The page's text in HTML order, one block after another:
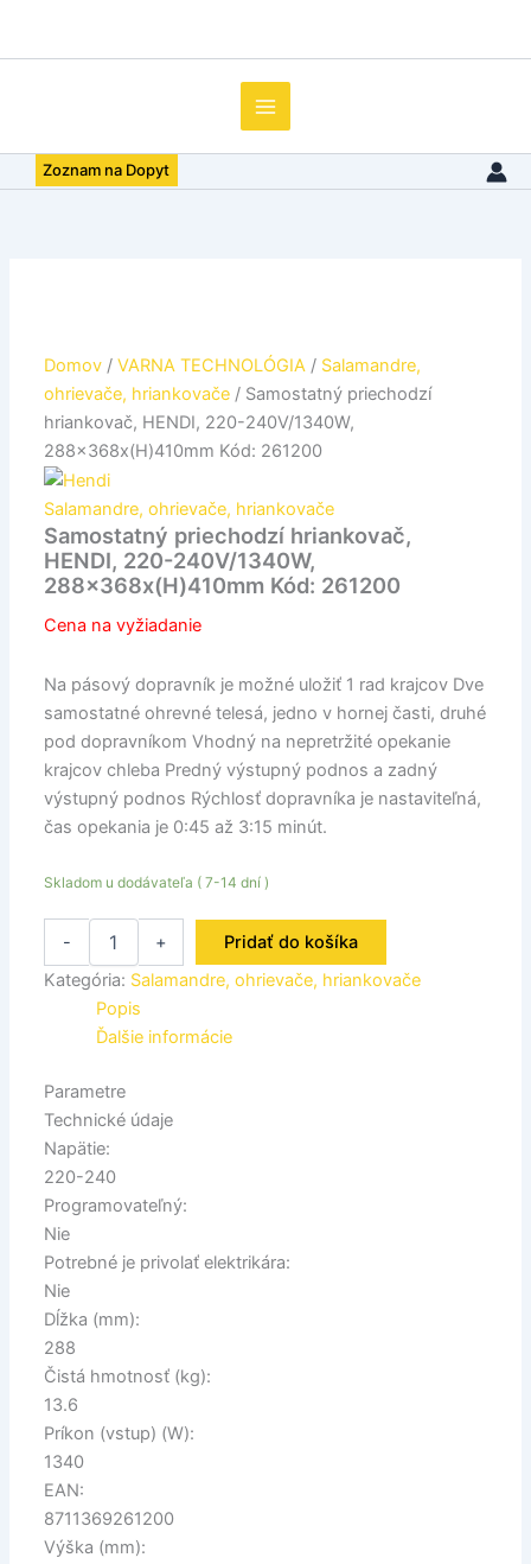
Zoznam na Dopyt
Domov /VARNA TECHNOLÓGIA / Salamandre,
ohrievače, hriankovače / Samostatný priechodzí
hriankovač, HENDI, 220-240V/1340W,
288x368x(H)410mm Kód: 261200
Salamandre, ohrievače, hriankovače
Samostatný priechodzí hriankovač,
HENDI, 220-240V/1340W,
288x368x(H)410mm Kód: 261200
Cena na vyžiadanie
Na pásový dopravník je možné uložiť 1 rad krajcov Dve
samostatné ohrevné telesá, jedno v hornej časti, druhé
pod dopravníkom Vhodný na nepretržité opekanie
krajcov chleba Predný výstupný podnos a zadný
výstupný podnos Rýchlosť dopravníka je nastaviteľná,
čas opekania je 0:45 až 3:15 minút.
Skladom u dodávateľa ( 7-14 dní )
-
priechodzí
240V/1340W,
288x368x(H)410mm
+
Pridať do košíka
Kategória: Salamandre, ohrievače, hriankovače
Popis
Ďalšie informácie
Parametre
Technické údaje
Napätie:
220-240
Programovateľný:
Nie
Potrebné je privolať elektrikára:
Nie
Dĺžka (mm):
288
Čistá hmotnosť (kg):
13.6
Príkon (vstup) (W):
1340
EAN:
8711369261200
Výška (mm):